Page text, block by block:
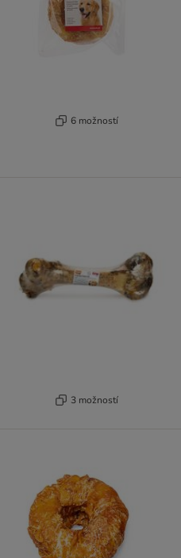
6 možností
3 možností